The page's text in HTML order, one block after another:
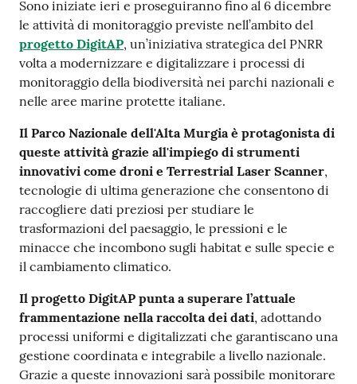
Sono iniziate ieri e proseguiranno fino al 6 dicembre
le attività di monitoraggio previste nell’ambito del
progetto DigitAP, un’iniziativa strategica del PNRR
volta a modernizzare e digitalizzare i processi di
monitoraggio della biodiversità nei parchi nazionali e
nelle aree marine protette italiane.
Il Parco Nazionale dell'Alta Murgia è protagonista di
queste attività grazie all'impiego di strumenti
innovativi come droni e Terrestrial Laser Scanner,
tecnologie di ultima generazione che consentono di
raccogliere dati preziosi per studiare le
trasformazioni del paesaggio, le pressioni e le
minacce che incombono sugli habitat e sulle specie e
il cambiamento climatico.
Il progetto DigitAP punta a superare l’attuale
frammentazione nella raccolta dei dati, adottando
processi uniformi e digitalizzati che garantiscano una
gestione coordinata e integrabile a livello nazionale.
Grazie a queste innovazioni sarà possibile monitorare